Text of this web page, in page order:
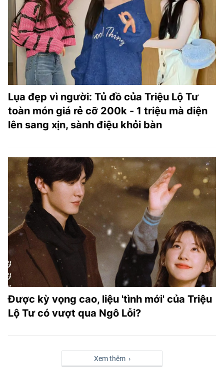
Lụa đẹp vì người: Tủ đồ của Triệu Lộ Tư
toàn món giá rẻ cỡ 200k - 1 triệu mà diện
lên sang xịn, sành điệu khỏi bàn
Được kỳ vọng cao, liệu 'tình mới' của Triệu
Lộ Tư có vượt qua Ngô Lỗi?
Xem thêm ›